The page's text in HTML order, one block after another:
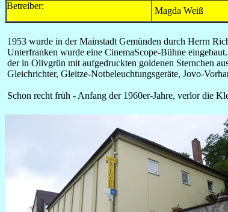
Betreiber:
Magda Weiß
1953 wurde in der Mainstadt Gemünden durch Herrn
Unterfranken wurde eine CinemaScope-Bühne
der in Olivgrün mit aufgedruckten goldenen Sternchen
Gleichrichter, Gleitze-Notbeleuchtungsgeräte, Jovo-
Schon recht früh - Anfang der 1960er-Jahre, verlor die